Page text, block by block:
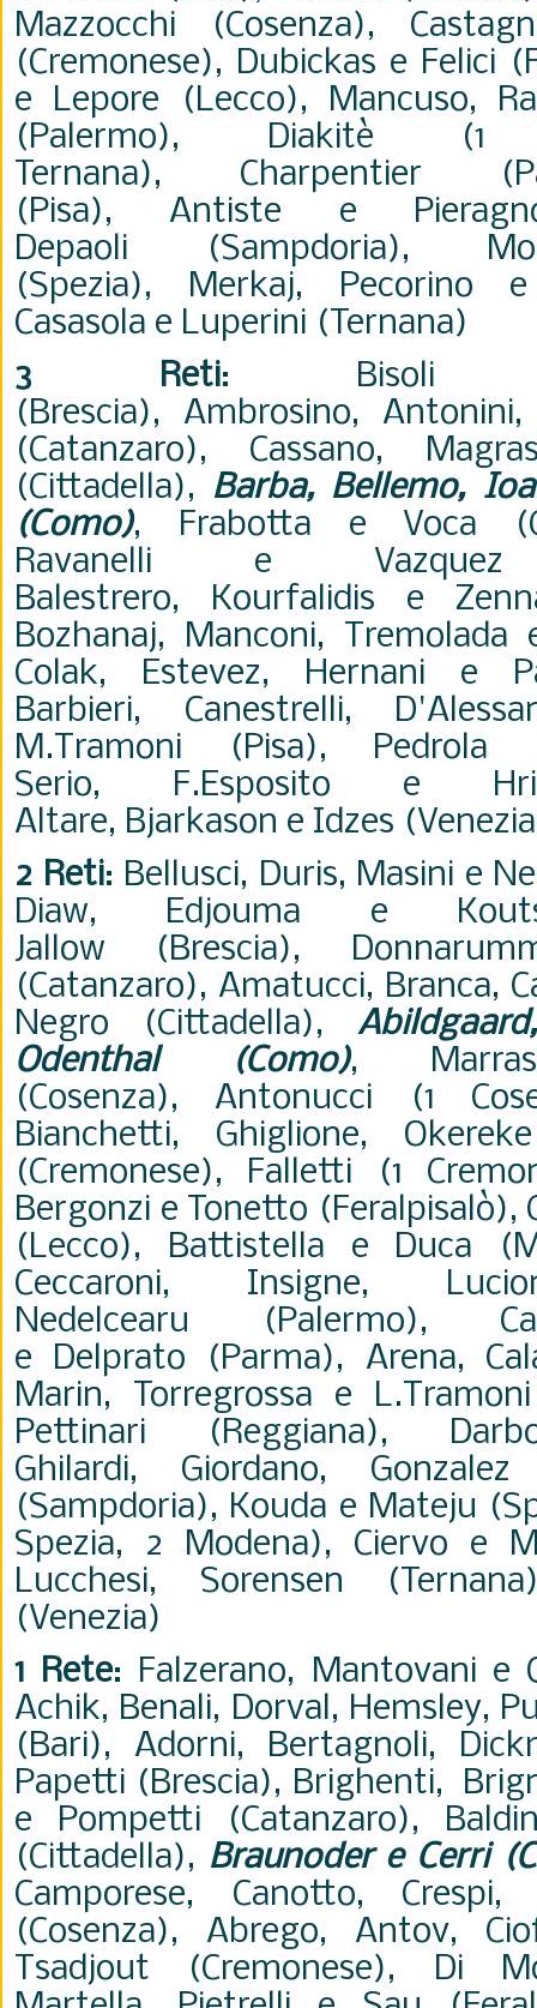
Mazzocchi
(Cosenza),
(Cremonese), Dubickas e Felici
e Lepore (Lecco), Mancuso,
(Palermo), Diakitè (1
Ternana), Charpentier
(Pisa), Antiste e
Depaoli
(Sampdoria),
(Spezia), Merkaj, Pecorino
Casasola e Luperini (Ternana)
3 Reti:
(Brescia), Ambrosino,
(Catanzaro), Cassano,
(Cittadella), Barba, Bellemo, I
(Como), Frabotta e Voca
Ravanelli e Vazquez
Balestrero, Kourfalidis e
Bozhanaj, Manconi, Tremolada
Colak, Estevez, Hernani e
Barbieri,
Canestrelli,
M.Tramoni (Pisa), Pedrola
Serio, F.Esposito e
Altare, Bjarkason e Idzes
2 Reti: Bellusci, Duris, Masini e
Diaw, Edjouma e
Jallow (Brescia),
(Catanzaro), Amatucci, Branca,
Negro
(Cittadella),
Odenthal (Como),
(Cosenza),
Antonucci (1
Bianchetti, Ghiglione,
(Cremonese), Falletti (1
Bergonzi e Tonetto (Feralpisalò),
(Lecco), Battistella e Duca
Ceccaroni, Insigne,
Nedelcearu
(Palermo),
e Delprato (Parma), Arena,
Marin,
Torregrossa e
Pettinari (Reggiana),
Ghilardi, Giordano,
(Sampdoria), Kouda e Mateju
Spezia, 2 Modena), Ciervo e
Lucchesi, Sorensen
(Venezia)
1 Rete: Falzerano, Mantovani e
Achik, Benali, Dorval, Hemsley,
(Bari), Adorni, Bertagnoli,
Papetti (Brescia), Brighenti,
e Pompetti (Catanzaro),
(Cittadella), Braunoder e Cerri
Camporese, Canotto,
(Cosenza), Abrego, Antov,
Tsadjout (Cremonese), Di